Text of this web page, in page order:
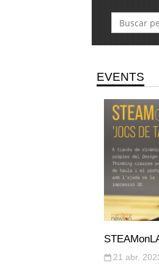
EVENTS
21 abr.